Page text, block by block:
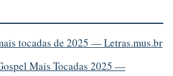
tocadas de 2025 — Letras.mus.br
Mais Tocadas 2025 —